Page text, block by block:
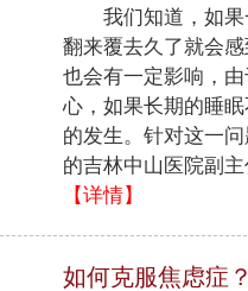
我们知道，如果
翻来覆去久了就会
也会有一定影响，
心，如果长期的睡
的发生。针对这一
的吉林中山医院副
【详情】
如何克服焦虑症